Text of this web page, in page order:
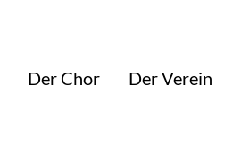
Der Chor Der Verein